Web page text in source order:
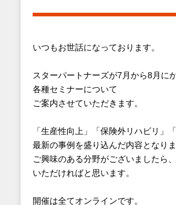
いつもお世話になっております。
スターパートナーズが7月から8月に
各種セミナーについて
ご案内させていただきます。
「生産性向上」「保険外リハビリ」
最新の事例を盛り込んだ内容となりま
ご興味のある分野がございましたら
いただければと思います。
開催は全てオンラインです。